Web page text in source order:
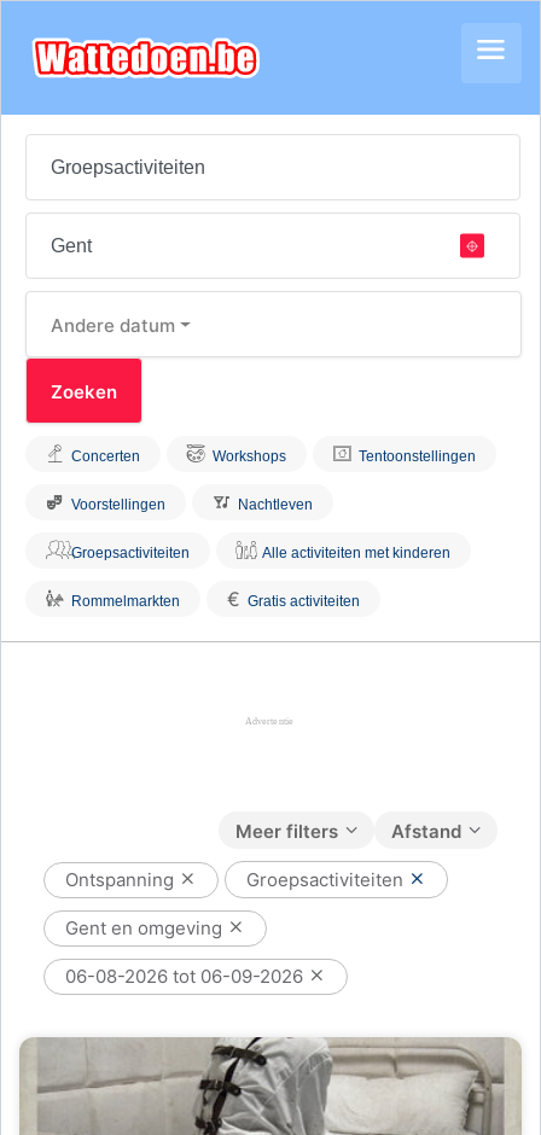
Andere datum
Concerten Workshops Tentoonstellingen
Voorstellingen Nachtleven
Groepsactiviteiten Alle activiteiten met kinderen
Rommelmarkten € Gratis activiteiten
Afstand
Meer filters
Ontspanning Groepsactiviteiten
Gent en omgeving
06-08-2026 tot 06-09-2026